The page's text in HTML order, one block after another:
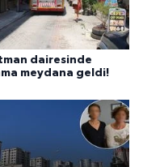
dairesinde
meydana geldi!